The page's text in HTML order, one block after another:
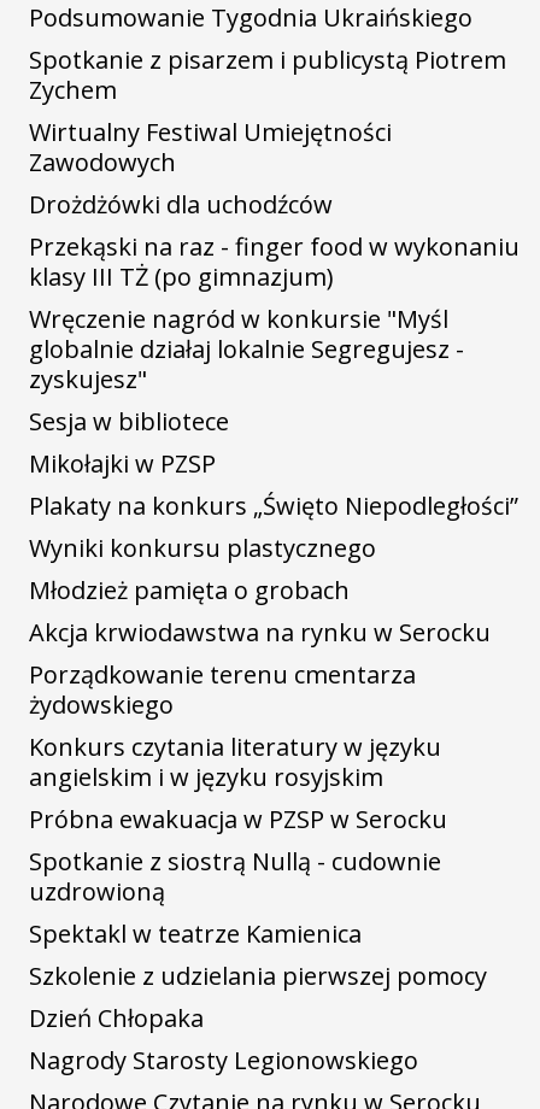
Podsumowanie Tygodnia Ukraińskiego
Spotkanie z pisarzem i publicystą Piotrem
Zychem
Wirtualny Festiwal Umiejętności
Zawodowych
Drożdżówki dla uchodźców
Przekąski na raz - finger food w wykonaniu
klasy III TŻ (po gimnazjum)
Wręczenie nagród w konkursie "Myśl
globalnie działaj lokalnie Segregujesz -
zyskujesz"
Sesja w bibliotece
Mikołajki w PZSP
Plakaty na konkurs „Święto Niepodległości”
Wyniki konkursu plastycznego
Młodzież pamięta o grobach
Akcja krwiodawstwa na rynku w Serocku
Porządkowanie terenu cmentarza
żydowskiego
Konkurs czytania literatury w języku
angielskim i w języku rosyjskim
Próbna ewakuacja w PZSP w Serocku
Spotkanie z siostrą Nullą - cudownie
uzdrowioną
Spektakl w teatrze Kamienica
Szkolenie z udzielania pierwszej pomocy
Dzień Chłopaka
Nagrody Starosty Legionowskiego
Narodowe Czytanie na rynku w Serocku